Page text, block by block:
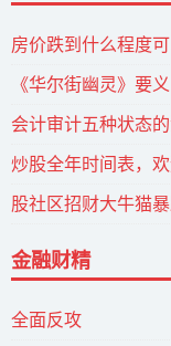
房价跌到什么程度
《华尔街幽灵》要义
会计审计五种状态
炒股全年时间表，
股社区招财大牛猫
金融财精
全面反攻